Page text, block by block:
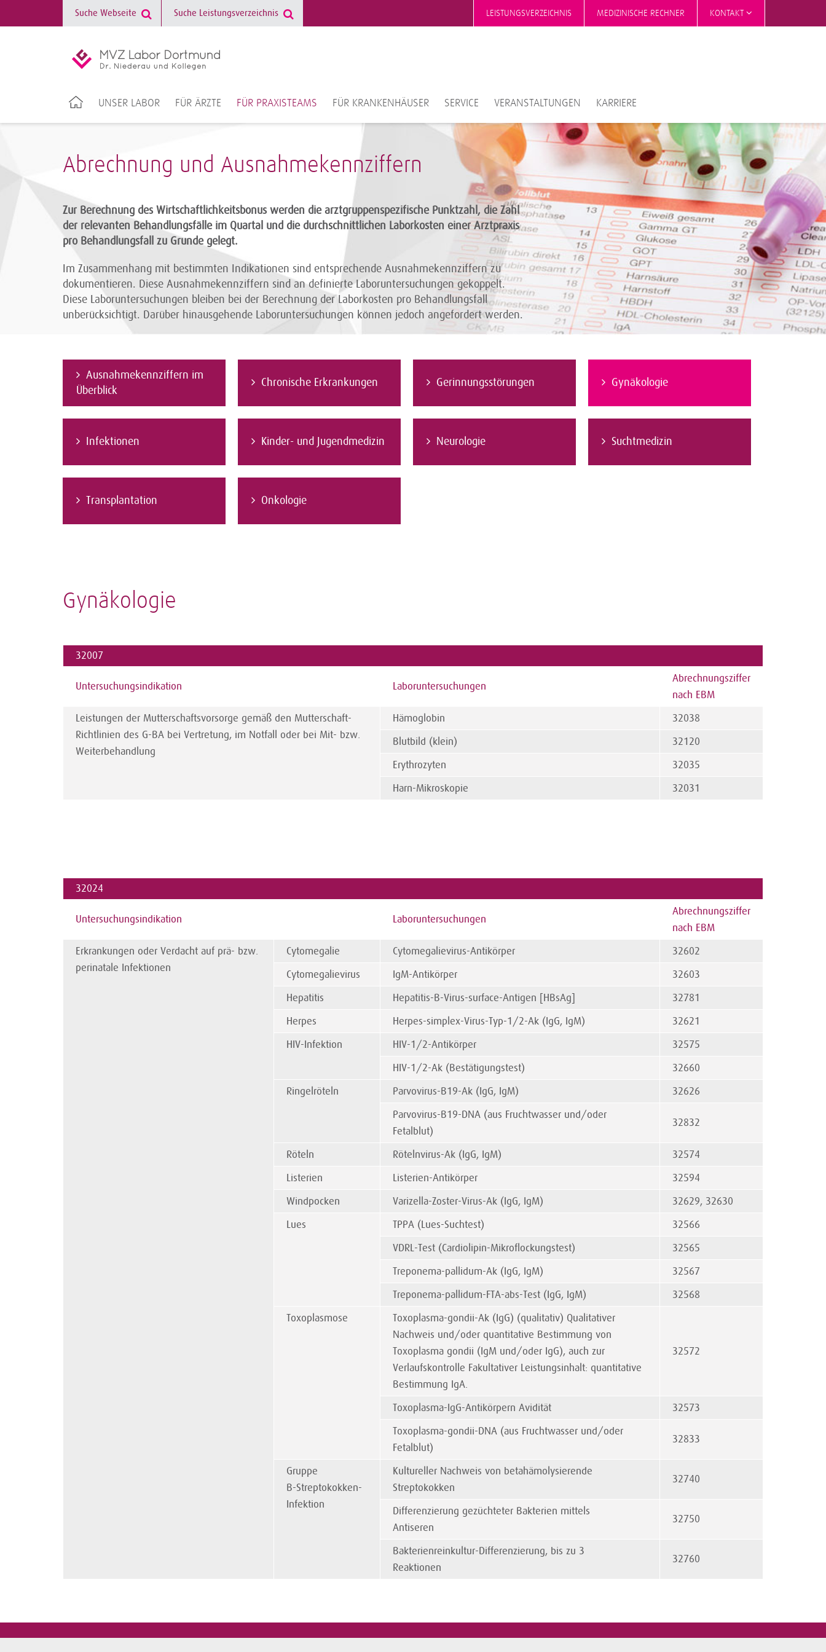
LEISTUNGSVERZEICHNIS MEDIZINISCHE RECHNER KONTAKT
UNSER LABOR FÜR ÄRZTE FÜR PRAXISTEAMS FÜR KRANKENHÄUSER SERVICE VERANSTALTUNGEN KARRIERE
Abrechnung und Ausnahmekennziffern
Zur Berechnung des Wirtschaftlichkeitsbonus werden die arztgruppenspezifische Punktzahl, die Zahl
der relevanten Behandlungsfälle im Quartal und die durchschnittlichen Laborkosten einer Arztpraxis
pro Behandlungsfall zu Grunde gelegt.
Im Zusammenhang mit bestimmten Indikationen sind entsprechende Ausnahmekennziffern zu
dokumentieren. Diese Ausnahmekennziffern sind an definierte Laboruntersuchungen gekoppelt.
Diese Laboruntersuchungen bleiben bei der Berechnung der Laborkosten pro Behandlungsfall
unberücksichtigt. Darüber hinausgehende Laboruntersuchungen können jedoch angefordert werden.
Ausnahmekennziffern im
Überblick
Chronische Erkrankungen Gerinnungsstörungen Gynäkologie
Infektionen Kinder- und Jugendmedizin Neurologie Suchtmedizin
Transplantation Onkologie
Gynäkologie
32007
Untersuchungsindikation Laboruntersuchungen
Abrechnungsziffer
nach EBM
Leistungen der Mutterschaftsvorsorge gemäß den Mutterschaft-
Richtlinien des G-BA bei Vertretung, im Notfall oder bei Mit- bzw.
Weiterbehandlung
Hämoglobin
32038
Blutbild (klein)
32120
Erythrozyten
32035
Harn-Mikroskopie
32031
32024
Untersuchungsindikation Laboruntersuchungen
Abrechnungsziffer
nach EBM
Erkrankungen oder Verdacht auf prä- bzw.
perinatale Infektionen
Cytomegalie Cytomegalievirus-Antikörper
32602
Cytomegalievirus
IgM-Antikörper
32603
Hepatitis
Hepatitis-B-Virus-surface-Antigen [HBsAg]
32781
Herpes
Herpes-simplex-Virus-Typ-1/2-Ak (IgG, IgM)
32621
HIV-Infektion
HIV-1/2-Antikörper
32575
HIV-1/2-Ak (Bestätigungstest)
32660
Ringelröteln
Parvovirus-B19-Ak (IgG, IgM)
32626
Parvovirus-B19-DNA (aus Fruchtwasser und/oder
Fetalblut)
32832
Röteln Rötelnvirus-Ak (IgG, IgM)
32574
Listerien
Listerien-Antikörper
32594
Windpocken
Varizella-Zoster-Virus-Ak (IgG, IgM)
32629, 32630
Lues
TPPA (Lues-Suchtest)
32566
VDRL-Test (Cardiolipin-Mikroflockungstest)
32565
Treponema-pallidum-Ak (IgG, IgM)
32567
Treponema-pallidum-FTA-abs-Test (IgG, IgM)
32568
Toxoplasmose
Toxoplasma-gondii-Ak (IgG) (qualitativ) Qualitativer
Nachweis und/oder quantitative Bestimmung von
Toxoplasma gondii (IgM und/oder IgG), auch zur
Verlaufskontrolle Fakultativer Leistungsinhalt: quantitative
Bestimmung IgA.
32572
Toxoplasma-IgG-Antikörpern Avidität
32573
Toxoplasma-gondii-DNA (aus Fruchtwasser und/oder
Fetalblut)
32833
Gruppe
B-Streptokokken-
Infektion
Kultureller Nachweis von betahämolysierende
Streptokokken
32740
Differenzierung gezüchteter Bakterien mittels
Antiseren
32750
Bakterienreinkultur-Differenzierung, bis zu 3
Reaktionen
32760